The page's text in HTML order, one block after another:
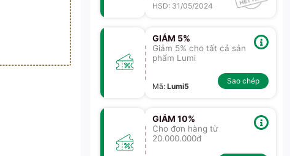
HSD: 31/05/2024
GIẢM 5%
Giảm 5% cho tất cả sản
phẩm Lumi
Mã:Lumi5
Sao chép
GIẢM 10%
Cho đơn hàng từ
20.000.000đ